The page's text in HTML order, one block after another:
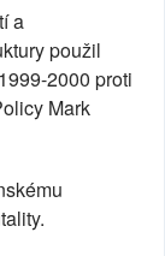
a
použil
2000 proti
Mark